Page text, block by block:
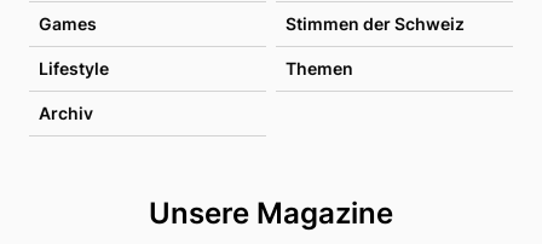
Games Stimmen der Schweiz
Lifestyle Themen
Archiv
Unsere Magazine